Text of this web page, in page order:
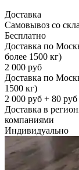
Доставка
Самовывоз со
Бесплатно
Доставка по
более 1500 кг)
2 000 руб
Доставка по
1500 кг)
2 000 руб + 80
Доставка в
компаниями
Индивидуально